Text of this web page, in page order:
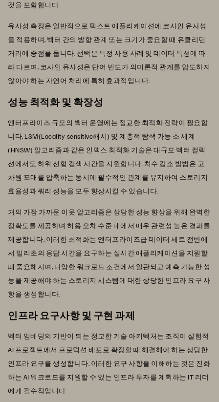
것을 포함합니다.
유사성 측정은 일반적으로 텍스트 애플리케이션에 코사인 유사성
을 적용하며, 벡터 간의 방향 관계 또는 크기가 중요할 때 유클리딘
거리에 중점을 둡니다. 선택은 특정 사용 사례 및 데이터 특성에 따
라 다르며, 코사인 유사성은 단어 빈도가 의미론적 관계를 압도하지
않아야 하는 자연어 처리에 특히 효과적입니다.
성능 최적화 및 확장성
엔터프라이즈 규모의 벡터 운영에는 정교한 최적화 전략이 필요합
니다. LSM(Locality-sensitive해시) 및 계층적 탐색 가능 소 세계
(HNSW) 알고리즘과 같은 인덱스 최적화 기술은 대규모 벡터 컬렉
션에서도 하위 선형 검색 시간을 지원합니다. 치수 감소 방법은 고
차원 포매를 압축하는 동시에 필수적인 관계를 유지하여 스토리지
효율성과 쿼리 성능을 모두 향상시킬 수 있습니다.
거의 가장 가까운 이웃 알고리즘은 상당한 성능 향상을 위해 완벽한
정확도를 제공하며 허용 오차 수준 내에서 매우 관련성 높은 결과를
제공합니다. 이러한 최적화는 엔터프라이즈급 데이터 세트 전반에
서 밀리초의 응답 시간을 요구하는 실시간 애플리케이션을 지원할
때 중요해지며, 다양한 워크로드 조건에서 일관되고 예측 가능한 성
능을 제공해야 하는 스토리지 시스템에 대한 상당한 인프라 요구 사
항을 생성합니다.
인프라 요구사항 및 구현 과제
벡터 임베딩의 기반이 되는 정교한 기술 아키텍처는 조직이 실험적
AI 프로젝트에서 프로덕션 배포로 확장할 때 해결해야 하는 상당한
인프라 요구를 생성합니다. 이러한 요구 사항을 이해하는 것은 진화
하는 AI 워크로드를 지원할 수 있는 인프라 투자를 계획하는 IT 리더
에게 필수적입니다.